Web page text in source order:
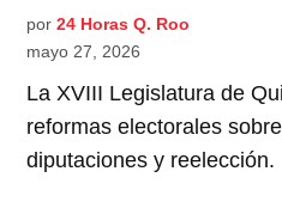
por 24 Horas Q. Roo
mayo 27, 2026
La XVIII Legislatura de
reformas electorales
diputaciones y reelección.